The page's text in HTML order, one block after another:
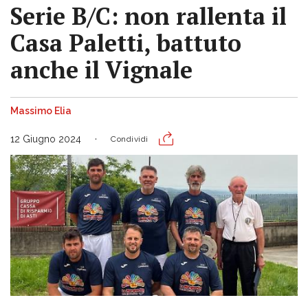
Serie B/C: non rallenta il
Casa Paletti, battuto
anche il Vignale
Massimo Elia
12 Giugno 2024 Condividi